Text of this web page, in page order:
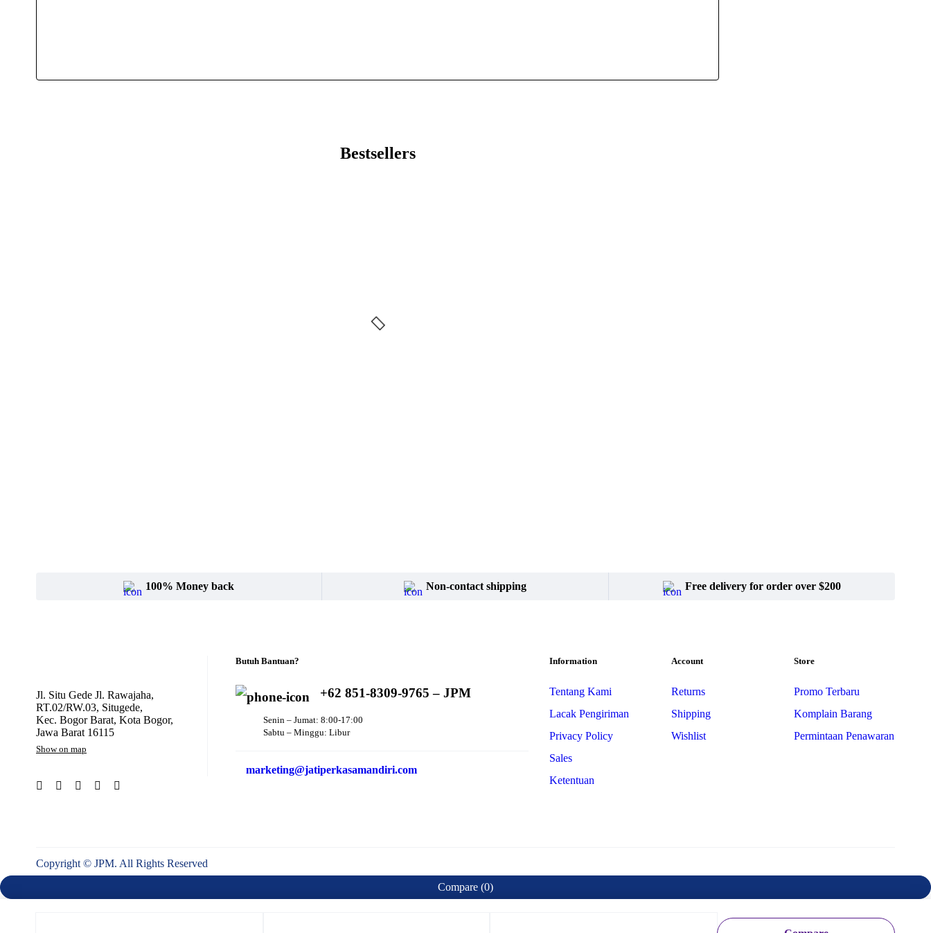
Bestsellers
100% Money back Non-contact shipping Free delivery for order over $200
Jl. Situ Gede Jl. Rawajaha,
RT.02/RW.03, Situgede,
Kec. Bogor Barat, Kota Bogor,
Jawa Barat 16115
Show on map
Butuh Bantuan?
+62 851-8309-9765 – JPM
Senin – Jumat: 8:00-17:00
Sabtu – Minggu: Libur
marketing@jatiperkasamandiri.com
Information
Tentang Kami
Lacak Pengiriman
Privacy Policy
Sales
Ketentuan
Account
Returns
Shipping
Wishlist
Store
Promo Terbaru
Komplain Barang
Permintaan Penawaran
Copyright © JPM. All Rights Reserved
Compare (0)